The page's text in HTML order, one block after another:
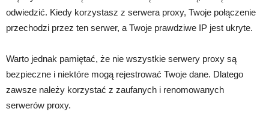
odwiedzić. Kiedy korzystasz z serwera proxy, Twoje połączenie
przechodzi przez ten serwer, a Twoje prawdziwe IP jest ukryte.
Warto jednak pamiętać, że nie wszystkie serwery proxy są
bezpieczne i niektóre mogą rejestrować Twoje dane. Dlatego
zawsze należy korzystać z zaufanych i renomowanych
serwerów proxy.